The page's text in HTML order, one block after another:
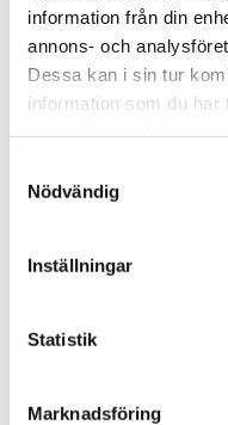
information från din
annons- och
Dessa kan i sin tur
information som du har
Nödvändig
Inställningar
Statistik
Marknadsföring
PC styrd provställ/
från Mecmesin med